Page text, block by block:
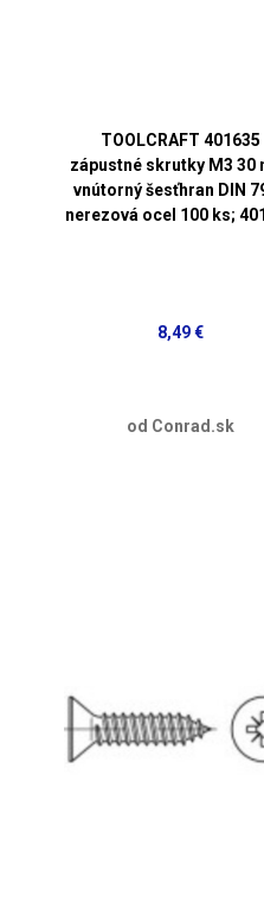
TOOLCRAFT 401635
zápustné skrutky M3 30
vnútorný šesťhran DIN
nerezová ocel 100 ks;
8,49 €
od Conrad.sk